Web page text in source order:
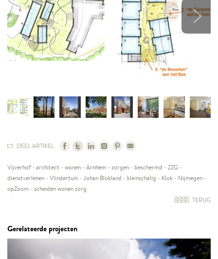
DEEL ARTIKEL
Vijverhof- architect - wonen - Arnhem - zorgen - beschermd - ZZG -
dienstverlenen - Vlindertuin - Johan Blokland - kleinschalig - Klok - Nijmegen -
opZoom - scheiden wonen zorg
TERUG
Gerelateerde projecten